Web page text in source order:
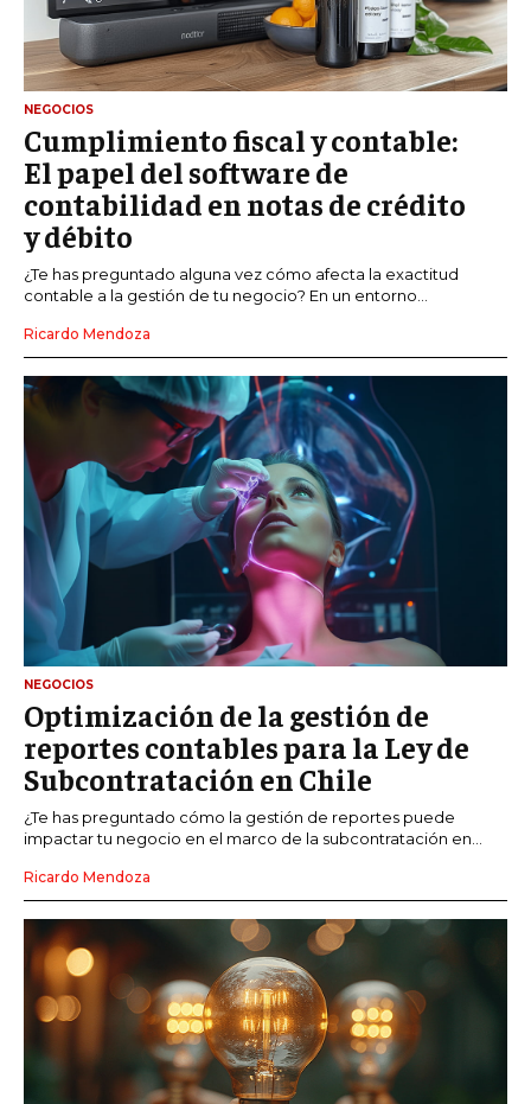
NEGOCIOS
Cumplimiento fiscal y contable:
El papel del software de
contabilidad en notas de crédito
y débito
¿Te has preguntado alguna vez cómo afecta la exactitud
contable a la gestión de tu negocio? En un entorno...
Ricardo Mendoza
NEGOCIOS
Optimización de la gestión de
reportes contables para la Ley de
Subcontratación en Chile
¿Te has preguntado cómo la gestión de reportes puede
impactar tu negocio en el marco de la subcontratación en...
Ricardo Mendoza